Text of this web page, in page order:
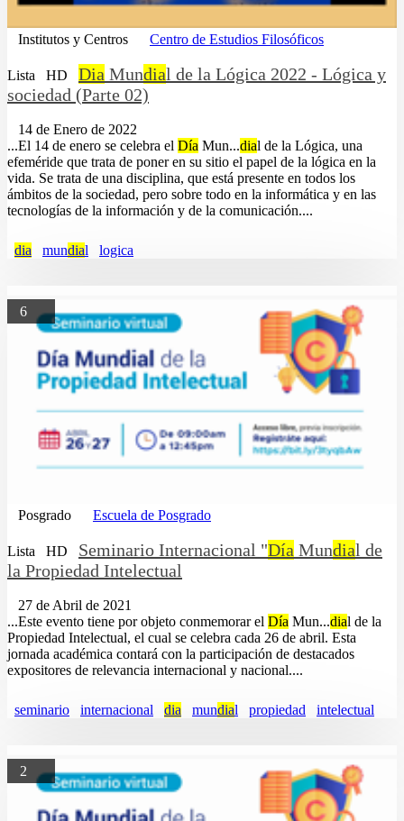
Institutos y Centros Centro de Estudios Filosóficos
Lista HD Dia Mundial de la Lógica 2022 - Lógica y
sociedad (Parte 02)
14 de Enero de 2022
...El 14 de enero se celebra el Día Mun...dial de la Lógica, una
efeméride que trata de poner en su sitio el papel de la lógica en la
vida. Se trata de una disciplina, que está presente en todos los
ámbitos de la sociedad, pero sobre todo en la informática y en las
tecnologías de la información y de la comunicación....
dia mundial logica
6
Posgrado Escuela de Posgrado
Lista HD Seminario Internacional "Día Mundial de
la Propiedad Intelectual
27 de Abril de 2021
...Este evento tiene por objeto conmemorar el Día Mun...dial de la
Propiedad Intelectual, el cual se celebra cada 26 de abril. Esta
jornada académica contará con la participación de destacados
expositores de relevancia internacional y nacional....
seminario internacional dia mundial propiedad intelectual
2